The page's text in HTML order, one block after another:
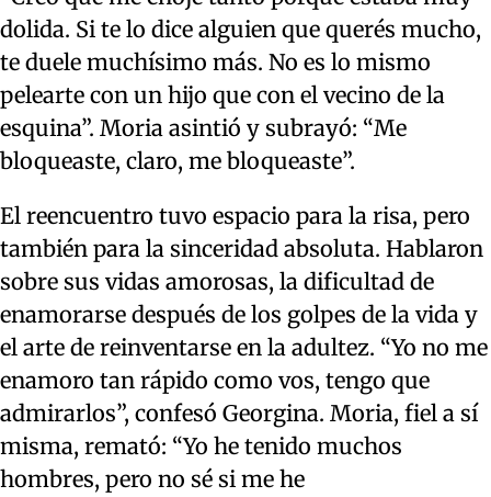
dolida. Si te lo dice alguien que querés mucho,
te duele muchísimo más. No es lo mismo
pelearte con un hijo que con el vecino de la
esquina”. Moria asintió y subrayó: “Me
bloqueaste, claro, me bloqueaste”.
El reencuentro tuvo espacio para la risa, pero
también para la sinceridad absoluta. Hablaron
sobre sus vidas amorosas, la dificultad de
enamorarse después de los golpes de la vida y
el arte de reinventarse en la adultez. “Yo no me
enamoro tan rápido como vos, tengo que
admirarlos”, confesó Georgina. Moria, fiel a sí
misma, remató: “Yo he tenido muchos
hombres, pero no sé si me he